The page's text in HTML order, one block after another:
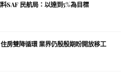
SAF 民航局：以達到5%為目標
房雙降循環 業界仍殷殷期盼開放移工